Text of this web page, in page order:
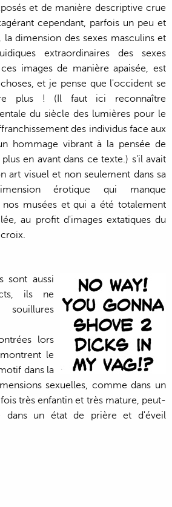
et de manière descriptive crue
cependant, parfois un peu et
dimension des sexes masculins et
extraordinaires des sexes
images de manière apaisée, est
et je pense que l'occident se
plus ! (Il faut ici reconnaître
du siècle des lumières pour le
des individus face aux
hommage vibrant à la pensée de
en avant dans ce texte.) s'il avait
art visuel et non seulement dans sa
érotique qui manque
nos musées et qui a été totalement
au profit d'images extatiques du
sont aussi
ils ne
lors
le
dans la
sexuelles, comme dans un
très enfantin et très mature, peut-
dans un état de prière et d'éveil